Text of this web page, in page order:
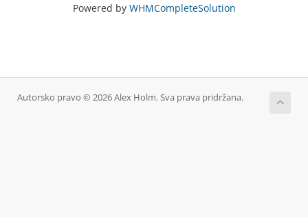
Powered by WHMCompleteSolution
Autorsko pravo © 2026 Alex Holm. Sva prava pridržana.